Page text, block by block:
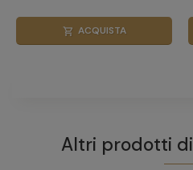
shopping_cart ACQUISTA
Altri prodotti di